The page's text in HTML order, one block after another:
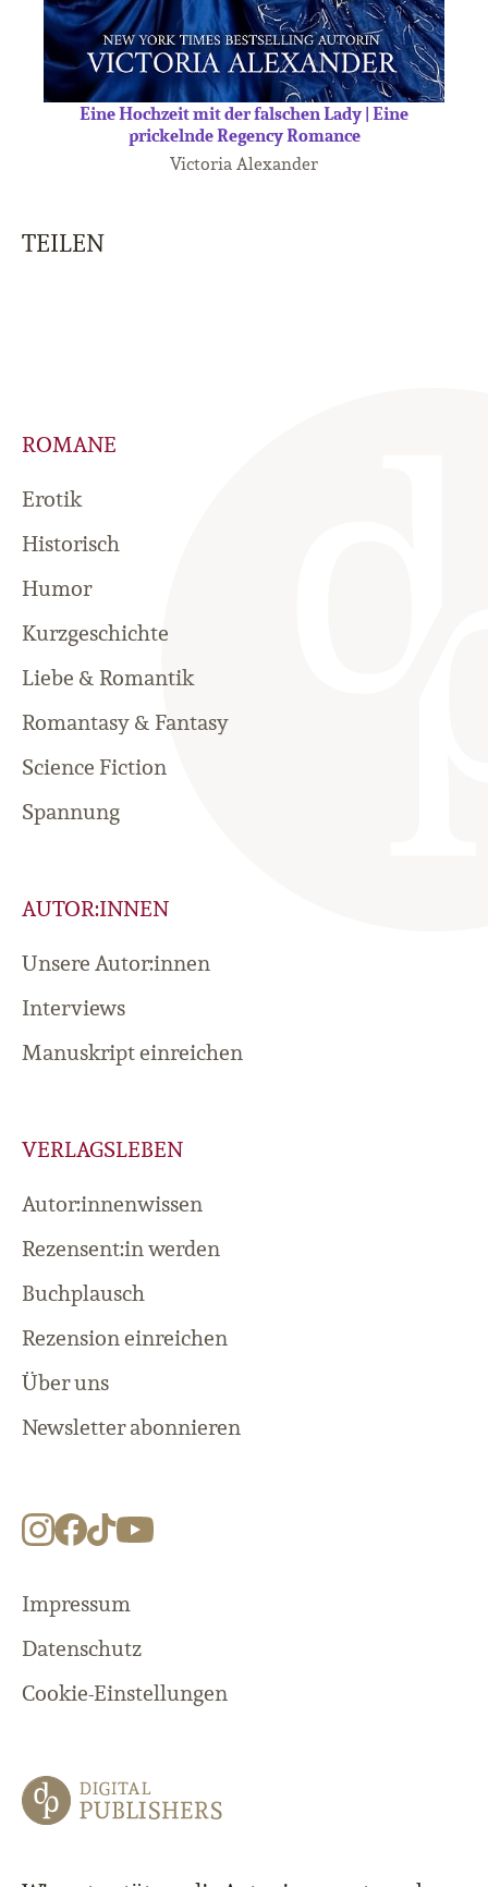
Eine Hochzeit mit der falschen Lady | Eine
prickelnde Regency Romance
Victoria Alexander
TEILEN
ROMANE
Erotik
Historisch
Humor
Kurzgeschichte
Liebe & Romantik
Romantasy & Fantasy
Science Fiction
Spannung
AUTOR:INNEN
Unsere Autor:innen
Interviews
Manuskript einreichen
VERLAGSLEBEN
Autor:innenwissen
Rezensent:in werden
Buchplausch
Rezension einreichen
Über uns
Newsletter abonnieren
Impressum
Datenschutz
Cookie-Einstellungen